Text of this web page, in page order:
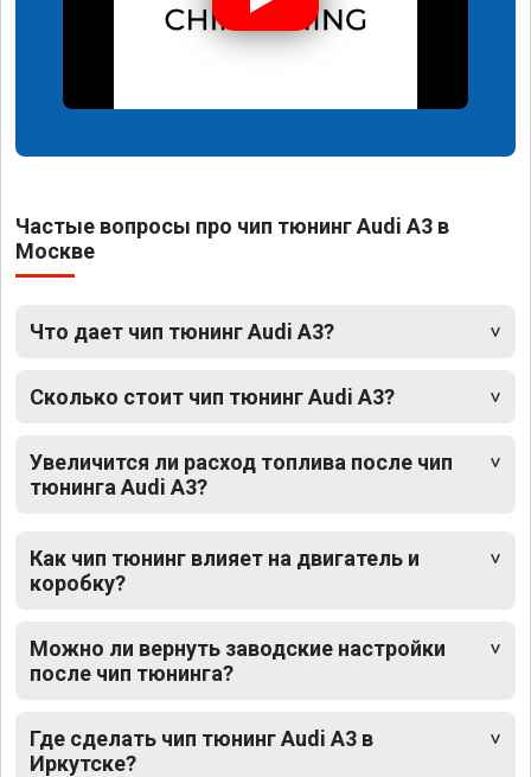
Частые вопросы про чип тюнинг Audi A3 в
Москве
Что дает чип тюнинг Audi A3?
Сколько стоит чип тюнинг Audi A3?
Увеличится ли расход топлива после чип
тюнинга Audi A3?
Как чип тюнинг влияет на двигатель и
коробку?
Можно ли вернуть заводские настройки
после чип тюнинга?
Где сделать чип тюнинг Audi A3 в
Иркутске?